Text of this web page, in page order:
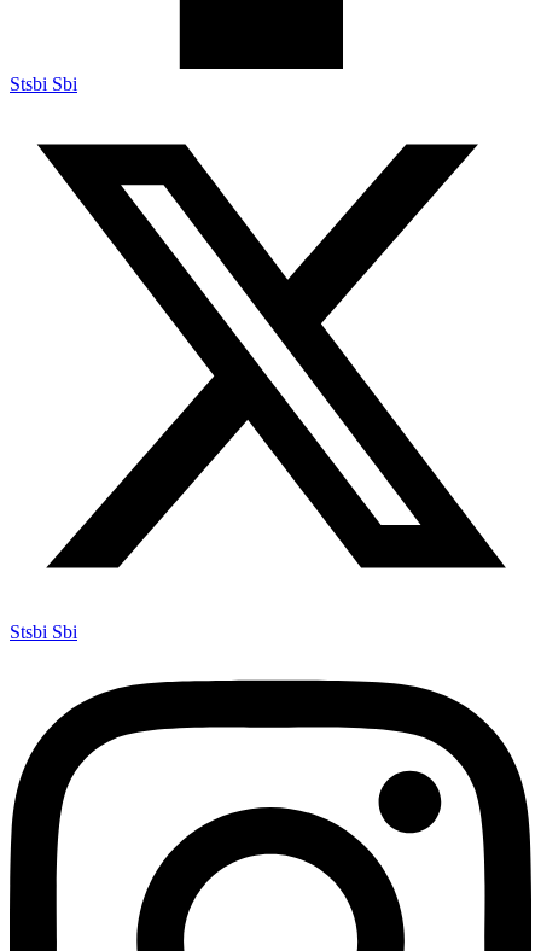
Stsbi Sbi
Stsbi Sbi